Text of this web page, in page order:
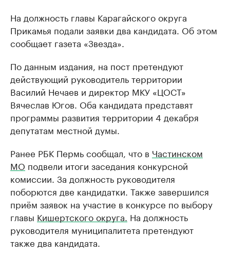
На должность главы Карагайского округа
Прикамья подали заявки два кандидата. Об этом
сообщает газета «Звезда».
По данным издания, на пост претендуют
действующий руководитель территории
Василий Нечаев и директор МКУ «ЦОСТ»
Вячеслав Югов. Оба кандидата представят
программы развития территории 4 декабря
депутатам местной думы.
Ранее РБК Пермь сообщал, что в Частинском
МО подвели итоги заседания конкурсной
комиссии. За должность руководителя
поборются две кандидатки. Также завершился
приём заявок на участие в конкурсе по выбору
главы Кишертского округа. На должность
руководителя муниципалитета претендуют
также два кандидата.